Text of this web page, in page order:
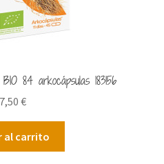
84 arkocápsulas 183156
€
al carrito